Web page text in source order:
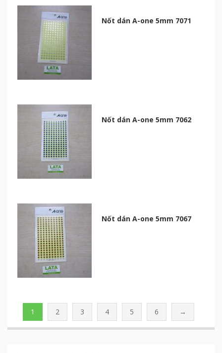
Nốt dán A-one 5mm 7071
Nốt dán A-one 5mm 7062
Nốt dán A-one 5mm 7067
1 2 3 4 5 6 →